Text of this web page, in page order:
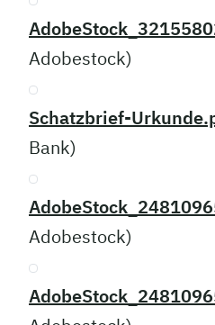
Adobestock)
Schatzbrief-
Bank)
Adobestock)